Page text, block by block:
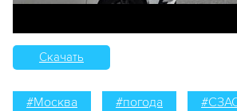
Скачать
#Москва #погода